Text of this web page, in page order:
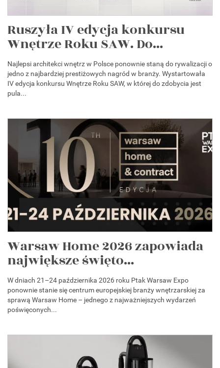
Ruszyła IV edycja konkursu
Wnętrze Roku SAW. Do...
Najlepsi architekci wnętrz w Polsce ponownie staną do rywalizacji o
jedno z najbardziej prestiżowych nagród w branży. Wystartowała
IV edycja konkursu Wnętrze Roku SAW, w której do zdobycia jest
pula...
Warsaw Home 2026 zapowiada
największe święto...
W dniach 21–24 października 2026 roku Ptak Warsaw Expo
ponownie stanie się centrum europejskiej branży wnętrzarskiej za
sprawą Warsaw Home – jednego z najważniejszych wydarzeń
poświęconych...